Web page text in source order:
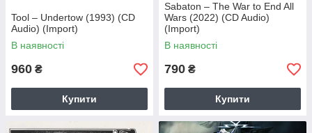
Tool – Undertow (1993) (CD
Audio) (Import)
В наявності
960 ₴
Купити
Sabaton – The War to End All
Wars (2022) (CD Audio)
(Import)
В наявності
790 ₴
Купити